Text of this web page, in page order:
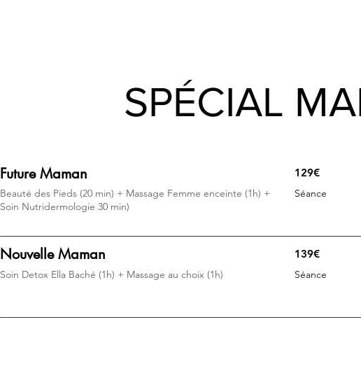
SPÉCIAL
Future Maman
Beauté des Pieds (20 min) + Massage Femme enceinte (1h) +
Soin Nutridermologie 30 min)
129€
Séance
Nouvelle Maman
Soin Detox Ella Baché (1h) + Massage au choix (1h)
139€
Séance